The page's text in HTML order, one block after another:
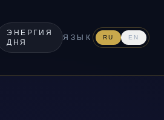
ЭНЕРГИЯ
ДНЯ
ЯЗЫК RU EN